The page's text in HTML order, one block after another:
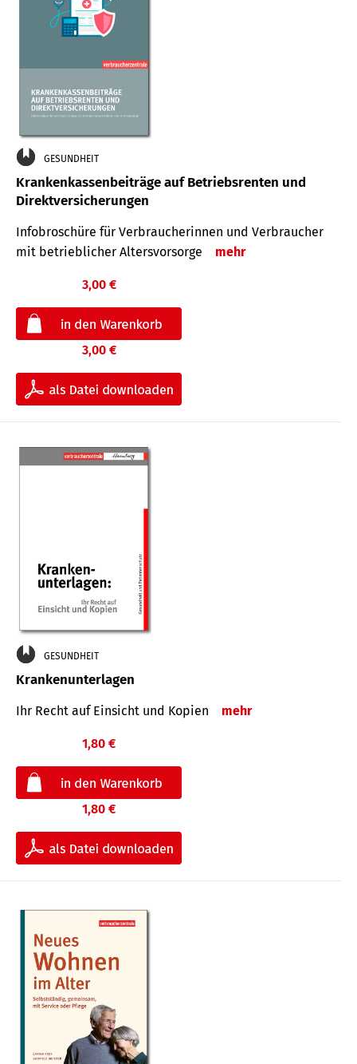
GESUNDHEIT
Krankenkassenbeiträge auf Betriebsrenten und
Direktversicherungen
Infobroschüre für Verbraucherinnen und Verbraucher
mit betrieblicher Altersvorsorge
mehr
3,00 €
3,00 €
GESUNDHEIT
Krankenunterlagen
Ihr Recht auf Einsicht und Kopien mehr
1,80 €
1,80 €